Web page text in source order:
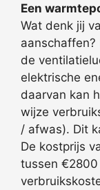
Een
Wat denk jij
de
elektrische
daarvan kan
wijze
/ afwas). Dit
De kostprijs
tussen